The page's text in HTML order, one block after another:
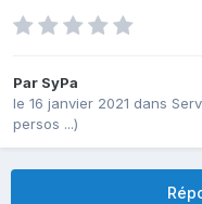
Par SyPa
le 16 janvier 2021 dans
persos ...)